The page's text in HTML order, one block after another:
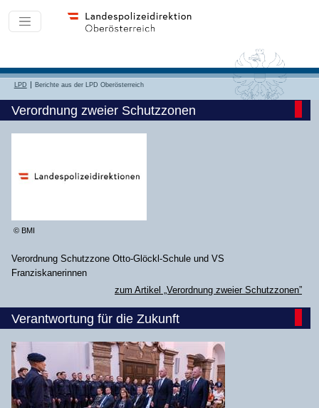
LPD Berichte aus der LPD Oberösterreich
Verordnung zweier Schutzzonen
© BMI
Verordnung Schutzzone Otto-Glöckl-Schule und VS
Franziskanerinnen
zum Artikel „Verordnung zweier Schutzzonen”
Verantwortung für die Zukunft